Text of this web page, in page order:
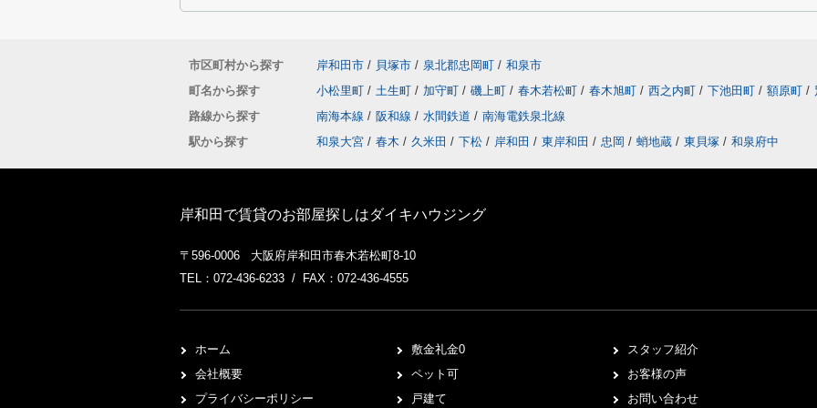
市区町村から探す 岸和田市 / 貝塚市 / 泉北郡忠岡町 / 和泉市
町名から探す
小松里町 / 土生町 / 加守町 / 磯上町 / 春木若松町 / 春木旭町 / 西之内町 / 下池田町 / 額原町 /
路線から探す
南海本線 / 阪和線 / 水間鉄道 / 南海電鉄泉北線
駅から探す
和泉大宮 / 春木 / 久米田 / 下松 / 岸和田 / 東岸和田 / 忠岡 / 蛸地蔵 / 東貝塚 / 和泉府中
岸和田で賃貸のお部屋探しはダイキハウジング
〒596-0006 大阪府岸和田市春木若松町8-10
TEL：072-436-6233 / FAX：072-436-4555
ホーム
会社概要
プライバシーポリシー
敷金礼金0
ペット可
戸建て
スタッフ紹介
お客様の声
お問い合わせ